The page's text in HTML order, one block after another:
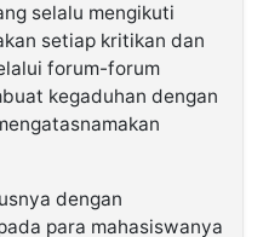
selalu mengikuti
setiap kritikan dan
forum-forum
kegaduhan dengan
dengan
para mahasiswanya